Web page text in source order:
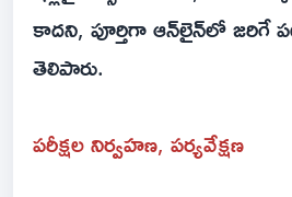
కాదని, పూర్తిగా ఆన్‌లైన్‌లో జరిగే
తెలిపారు.
పరీక్షల నిర్వహణ, పర్యవేక్షణ